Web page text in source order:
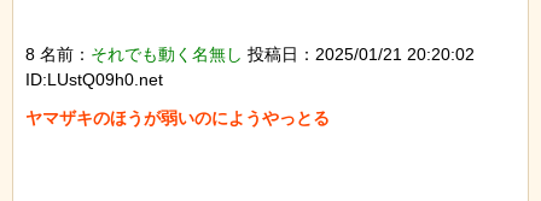
8 名前： それでも動く名無し 投稿日：2025/01/21 20:20:02
ID:LUstQ09h0.net
ヤマザキのほうが弱いのにようやっとる